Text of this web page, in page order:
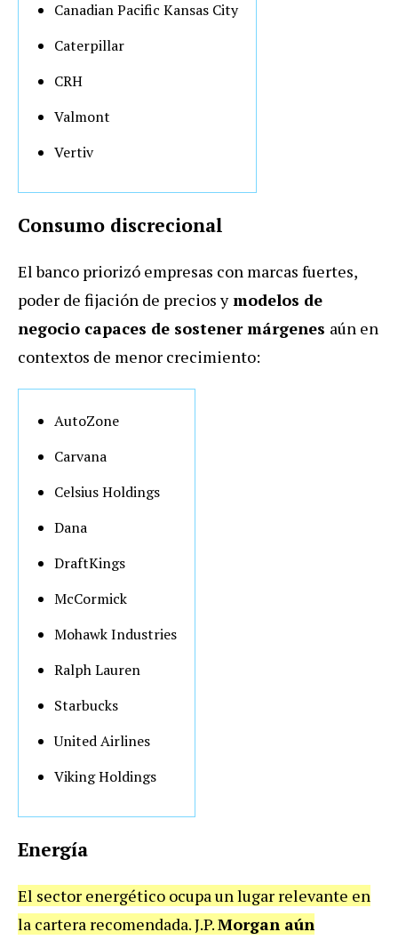
Canadian Pacific Kansas City
Caterpillar
CRH
Valmont
Vertiv
Consumo discrecional
El banco priorizó empresas con marcas fuertes,
poder de fijación de precios ymodelos de
negocio capaces de sostener márgenes aún en
contextos de menor crecimiento:
AutoZone
Carvana
Celsius Holdings
Dana
DraftKings
McCormick
Mohawk Industries
Ralph Lauren
Starbucks
United Airlines
Viking Holdings
Energía
El sector energético ocupa un lugar relevante en
la cartera recomendada. J.P.Morgan aún